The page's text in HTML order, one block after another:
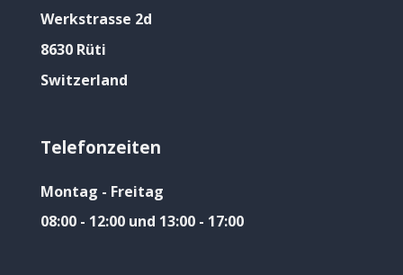
Werkstrasse 2d
8630 Rüti
Switzerland
Telefonzeiten
Montag - Freitag
08:00 - 12:00 und 13:00 - 17:00